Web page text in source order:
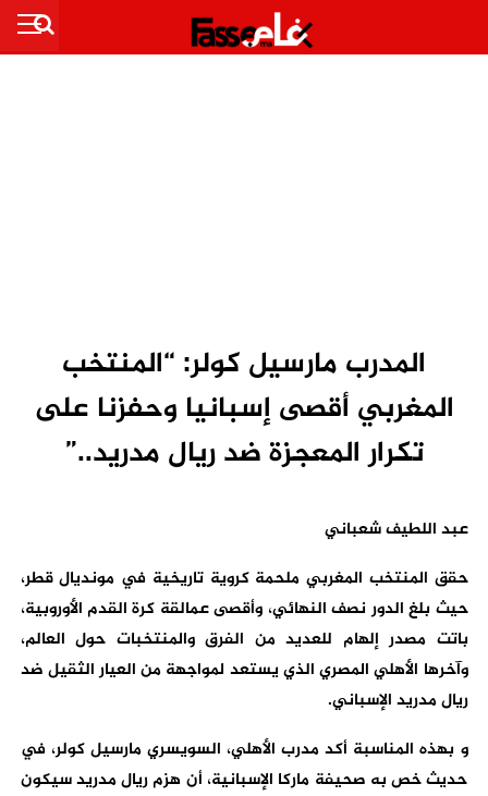
المدرب مارسيل كولر: “المنتخب
المغربي أقصى إسبانيا وحفزنا على
تكرار المعجزة ضد ريال مدريد..”
عبد اللطيف شعباني
حقق المنتخب المغربي ملحمة كروية تاريخية في مونديال قطر،
حيث بلغ الدور نصف النهائي، وأقصى عمالقة كرة القدم الأوروبية،
باتت مصدر إلهام للعديد من الفرق والمنتخبات حول العالم،
وآخرها الأهلي المصري الذي يستعد لمواجهة من العيار الثقيل ضد
ريال مدريد الإسباني.
و بهذه المناسبة أكد مدرب الأهلي، السويسري مارسيل كولر، في
حديث خص به صحيفة ماركا الإسبانية، أن هزم ريال مدريد سيكون